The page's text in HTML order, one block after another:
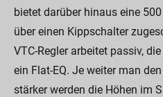
bietet darüber hinaus eine
über einen Kippschalter
VTC-Regler arbeitet passiv,
ein Flat-EQ. Je weiter man
stärker werden die Höhen im